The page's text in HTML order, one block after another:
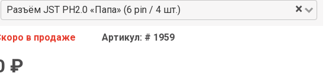
Разъём JST PH2.0 «Папа» (6 pin / 4 шт.)
×
в продаже Артикул: # 1959
₽